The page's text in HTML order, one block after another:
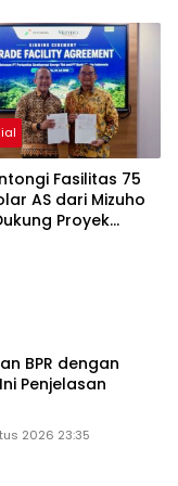
Awards 2026
Fasilitas 75
AS dari Mizuho
Proyek
BPR dengan
Penjelasan
2026 23:35